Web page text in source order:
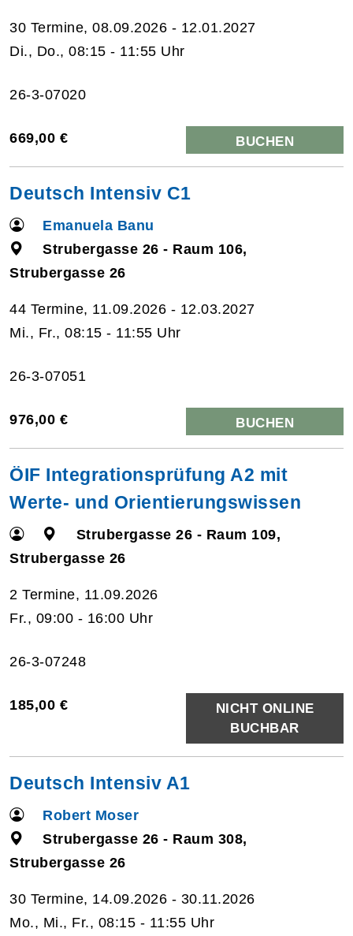
30 Termine, 08.09.2026 - 12.01.2027
Di., Do., 08:15 - 11:55 Uhr
26-3-07020
669,00 € BUCHEN
Deutsch Intensiv C1
Emanuela Banu
Strubergasse 26 - Raum 106,
Strubergasse 26
44 Termine, 11.09.2026 - 12.03.2027
Mi., Fr., 08:15 - 11:55 Uhr
26-3-07051
976,00 € BUCHEN
ÖIF Integrationsprüfung A2 mit
Werte- und Orientierungswissen
Strubergasse 26 - Raum 109,
Strubergasse 26
2 Termine, 11.09.2026
Fr., 09:00 - 16:00 Uhr
26-3-07248
185,00 €
NICHT ONLINE
BUCHBAR
Deutsch Intensiv A1
Robert Moser
Strubergasse 26 - Raum 308,
Strubergasse 26
30 Termine, 14.09.2026 - 30.11.2026
Mo., Mi., Fr., 08:15 - 11:55 Uhr